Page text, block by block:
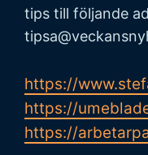
tips till följande
https://
https://
https://